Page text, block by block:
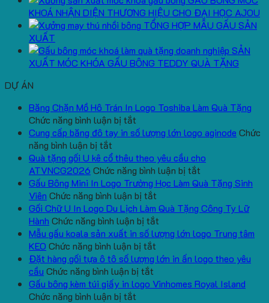
KHOÁ NHẬN DIỆN THƯƠNG HIỆU CHO ĐẠI HỌC AJOU
TỔNG HỢP MẪU GẤU SẢN
XUẤT
SẢN
XUẤT MÓC KHÓA GẤU BÔNG TEDDY QUÀ TẶNG
DỰ ÁN
Băng Chặn Mồ Hô Trán In Logo Toshiba Làm Quà Tặng
Chức năng bình luận bị tắt
Băng
Mồ
Hô
Trán
In
Logo
Toshiba
Làm
Quà
Tặng
Cung cấp băng đô tay in số lượng lớn logo aginode Chức
năng bình luận bị tắt
Cung
cấp
băng
đô
tay
in
số
lượng
lớn
logo
aginode
Quà tặng gối U kê cổ thêu theo yêu cầu cho
ATVNCG2026 Chức năng bình luận bị tắt
Quà
gối
kê
thêu
yêu
Gấu Bông Mini In Logo Trường Học Làm Quà Tặng Sinh
Viên Chức năng bình luận bị tắt
Gấu
Bông
Mini
Logo
Học
Gối Chữ U In Logo Du Lịch Làm Quà Tặng Công Ty Lữ
Hành Chức năng bình luận bị tắt
Gối
U
Logo
Mẫu gấu koala sản xuất in số lượng lớn logo Trung tâm
KEO Chức năng bình luận bị tắt
Mẫu
koala
Đặt hàng gối tựa ô tô số lượng lớn in ấn logo theo yêu
cầu Chức năng bình luận bị tắt
Đặt
Gấu bông kèm túi giấy in logo Vinhomes Royal Island
Chức năng bình luận bị tắt